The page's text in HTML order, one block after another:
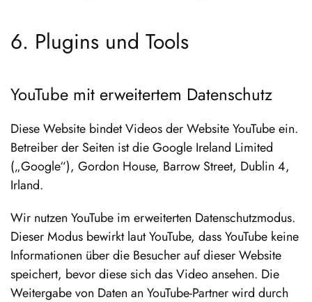
6. Plugins und Tools
YouTube mit erweitertem Datenschutz
Diese Website bindet Videos der Website YouTube ein.
Betreiber der Seiten ist die Google Ireland Limited
(„Google“), Gordon House, Barrow Street, Dublin 4,
Irland.
Wir nutzen YouTube im erweiterten Datenschutzmodus.
Dieser Modus bewirkt laut YouTube, dass YouTube keine
Informationen über die Besucher auf dieser Website
speichert, bevor diese sich das Video ansehen. Die
Weitergabe von Daten an YouTube-Partner wird durch